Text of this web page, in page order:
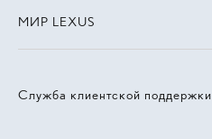
Служба клиентской поддержки
МИР LEXUS